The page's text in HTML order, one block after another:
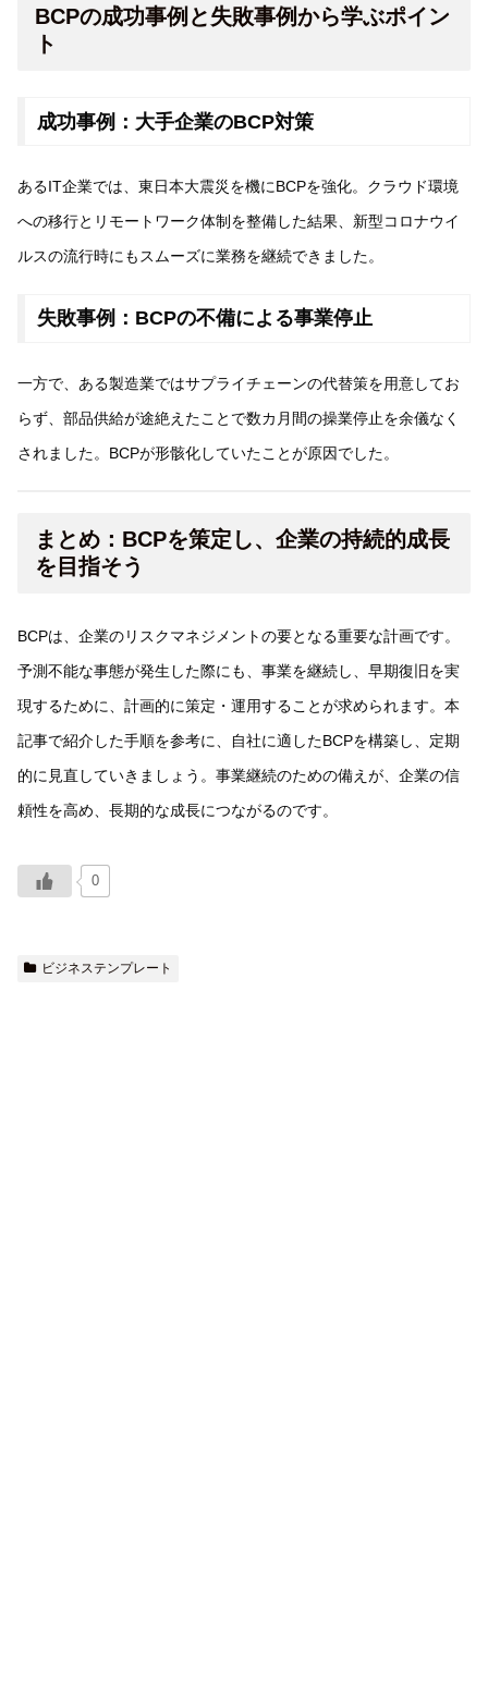
BCPの成功事例と失敗事例から学ぶポイン
ト
成功事例：大手企業のBCP対策
あるIT企業では、東日本大震災を機にBCPを強化。クラウド環境
への移行とリモートワーク体制を整備した結果、新型コロナウイ
ルスの流行時にもスムーズに業務を継続できました。
失敗事例：BCPの不備による事業停止
一方で、ある製造業ではサプライチェーンの代替策を用意してお
らず、部品供給が途絶えたことで数カ月間の操業停止を余儀なく
されました。BCPが形骸化していたことが原因でした。
まとめ：BCPを策定し、企業の持続的成長
を目指そう
BCPは、企業のリスクマネジメントの要となる重要な計画です。
予測不能な事態が発生した際にも、事業を継続し、早期復旧を実
現するために、計画的に策定・運用することが求められます。本
記事で紹介した手順を参考に、自社に適したBCPを構築し、定期
的に見直していきましょう。事業継続のための備えが、企業の信
頼性を高め、長期的な成長につながるのです。
0
ビジネステンプレート